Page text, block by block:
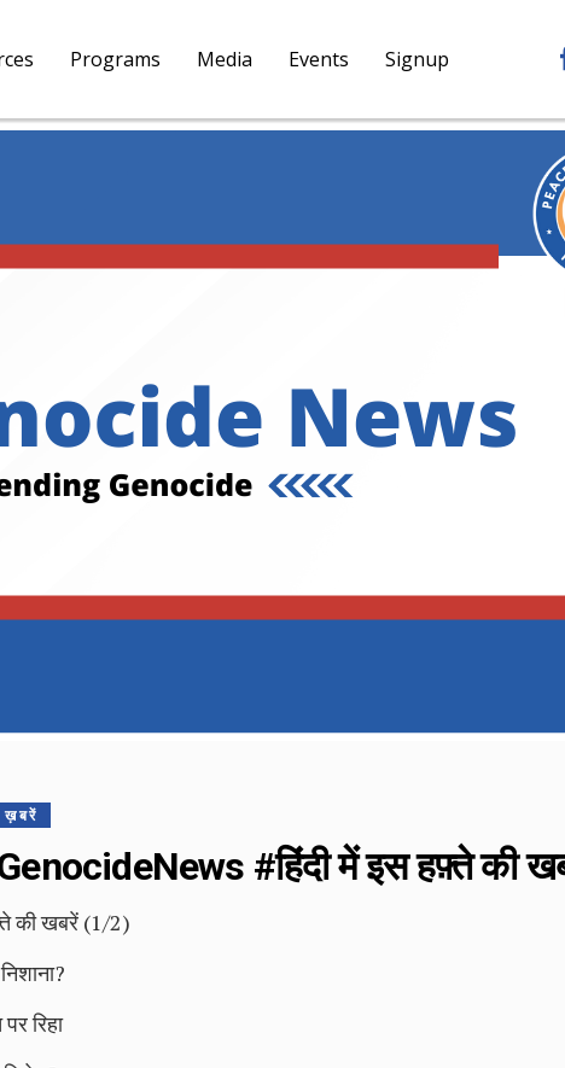
Programs Media Events Signup
ख़बरें
#हिंदी में इस हफ़्ते की
की खबरें (1/2)
रिहा